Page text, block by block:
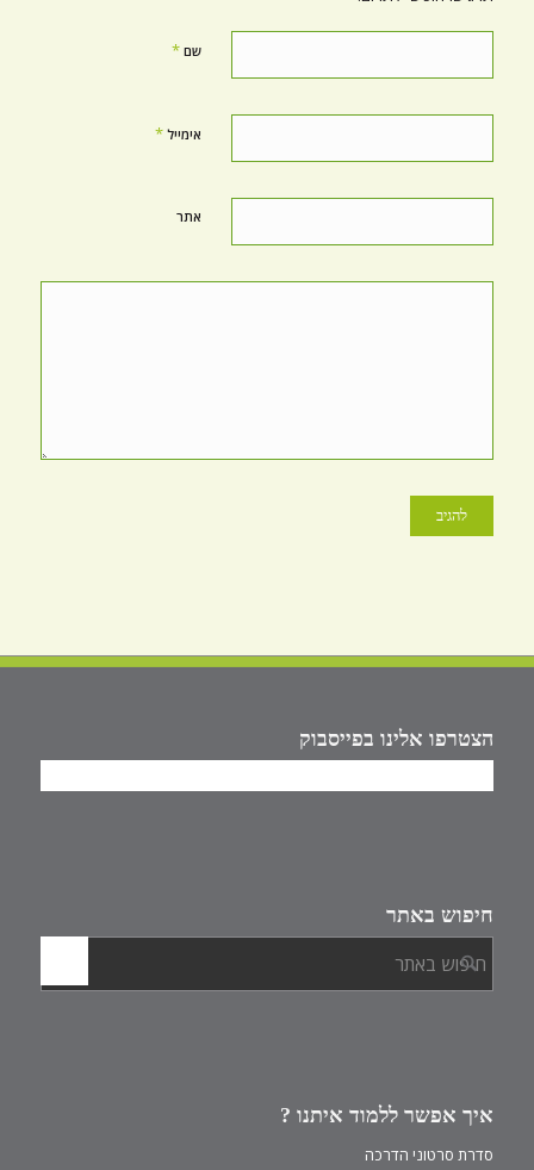
שם *
אימייל *
אתר
הצטרפו אלינו בפייסבוק
חיפוש באתר
איך אפשר ללמוד איתנו ?
סדרת סרטוני הדרכה